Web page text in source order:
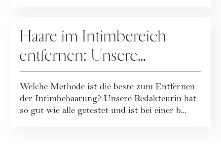
Haare im Intimbereich
entfernen: Unsere
Redakteurin hat 4
Methoden getestet und
DAS war die Beste
Welche Methode ist die beste zum Entfernen
der Intimbehaarung? Unsere Redakteurin hat
so gut wie alle getestet und ist bei einer b...